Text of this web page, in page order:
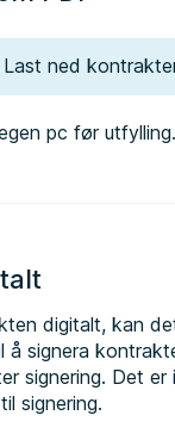
Last ned
pc før utfylling.
digitalt, kan
signera
signering. Det er
signering.